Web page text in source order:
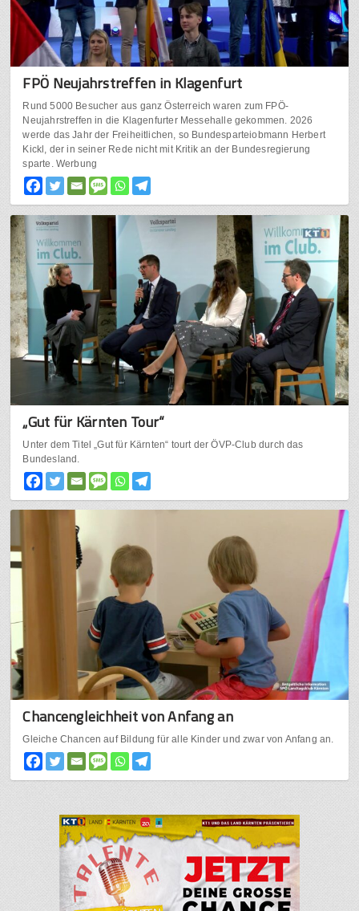
FPÖ Neujahrstreffen in Klagenfurt
Rund 5000 Besucher aus ganz Österreich waren zum FPÖ-
Neujahrstreffen in die Klagenfurter Messehalle gekommen. 2026
werde das Jahr der Freiheitlichen, so Bundesparteiobmann Herbert
Kickl, der in seiner Rede nicht mit Kritik an der Bundesregierung
sparte. Werbung
„Gut für Kärnten Tour“
Unter dem Titel „Gut für Kärnten“ tourt der ÖVP-Club durch das
Bundesland.
Chancengleichheit von Anfang an
Gleiche Chancen auf Bildung für alle Kinder und zwar von Anfang an.